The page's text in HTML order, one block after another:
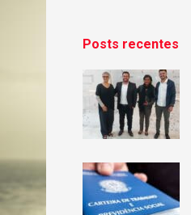
Posts recentes